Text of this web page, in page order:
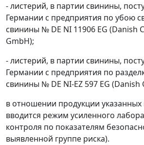
- листерий, в партии свинины,
Германии с предприятия по убою
свинины № DE NI 11906 EG (Danish
GmbH);
- листерий, в партии свинины,
Германии с предприятия по
свинины № DE NI-EZ 597 EG (Danish
в отношении продукции
вводится режим усиленного
контроля по показателям
выявленной группе риска).